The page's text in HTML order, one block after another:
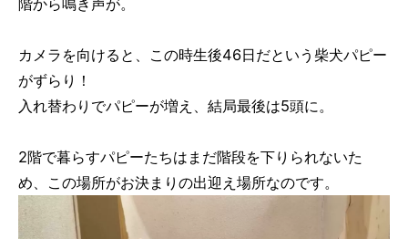
階から鳴き声が。
カメラを向けると、この時生後46日だという柴犬パピー
がずらり！
入れ替わりでパピーが増え、結局最後は5頭に。
2階で暮らすパピーたちはまだ階段を下りられないた
め、この場所がお決まりの出迎え場所なのです。